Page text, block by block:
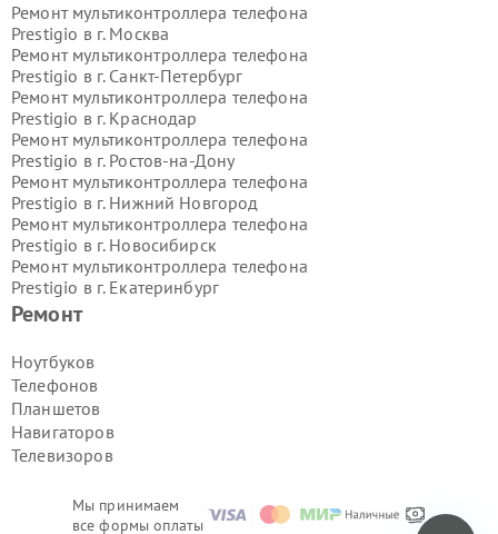
Мы принимаем
все формы оплаты
Ремонт
Ноутбуков
Телефонов
Планшетов
Навигаторов
Телевизоров
Ремонт мультиконтроллера телефона
Prestigio в г. Москва
Ремонт мультиконтроллера телефона
Prestigio в г. Санкт-Петербург
Ремонт мультиконтроллера телефона
Prestigio в г. Краснодар
Ремонт мультиконтроллера телефона
Prestigio в г. Ростов-на-Дону
Ремонт мультиконтроллера телефона
Prestigio в г. Нижний Новгород
Ремонт мультиконтроллера телефона
Prestigio в г. Новосибирск
Ремонт мультиконтроллера телефона
Prestigio в г. Екатеринбург
Ремонт мультиконтроллера телефона
Ремонт мультиконтроллера телефона
Prestigio в г.
Ремонт мультиконтроллера телефона
Prestigio в г.
Ремонт мультиконтроллера телефона
Prestigio в г.Самара
Prestigio в г.Пермь
Ремонт мультиконтроллера телефона